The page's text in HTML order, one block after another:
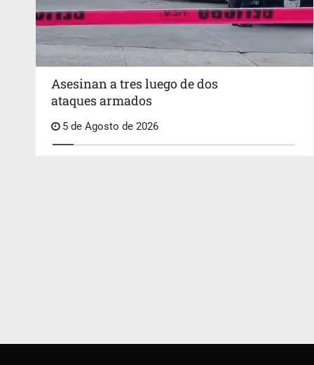
Asesinan a tres luego de dos
ataques armados
5 de Agosto de 2026